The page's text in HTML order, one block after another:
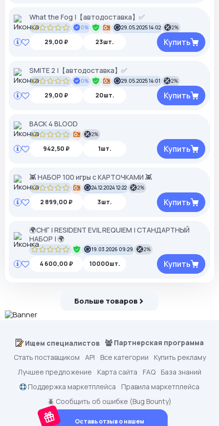
What the Fog |【︎автодоставка】︎✅
0% 29.05.2025 14:02 2%
29,00 ₽ 23шт. Купить
SMITE 2 |【︎автодоставка】︎✅
0% 29.05.2025 14:01 2%
29,00 ₽ 20шт. Купить
BACK 4 BLOOD
2%
942,50 ₽ 1шт. Купить
👾 НАБОР 100 игры с КАРТОЧКАМИ 👾
24.12.2024 12:22 2%
2 899,00 ₽ 3шт. Купить
🌍СНГ | RESIDENT EVIL REQUIEM | СТАНДАРТНЫЙ
НАБОР | 🌍
19.03.2026 09:29 2%
4 600,00 ₽ 10000шт. Купить
Больше товаров
Ищем специалистов
Партнерская программа
Стать поставщиком
API Все категории
Купить рекламу
Лучшее предложение
Карта сайта FAQ
База знаний
Поддержка маркетплейса
Правила маркетплейса
🪲 Сообщить об ошибке (Bug Bounty)
Оставь отзыв о нашем